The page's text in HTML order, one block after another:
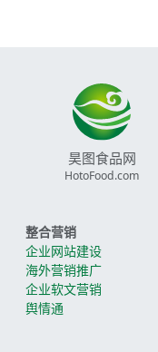
昊图食品网
HotoFood.com
整合营销
企业网站建设
海外营销推广
企业软文营销
舆情通